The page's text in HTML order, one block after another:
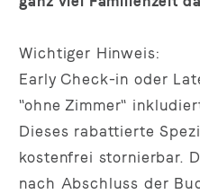
Wichtiger Hinweis:
Early Check-in oder
"ohne Zimmer"
Dieses rabattierte
kostenfrei stornierbar.
nach Abschluss der